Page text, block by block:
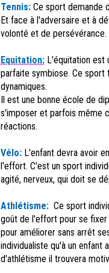
Tennis:Ce sport demande
Et face à l'adversaire et à
volonté et de persévérance.
Equitation: L'équitation est
parfaite symbiose. Ce sport
dynamiques.
Il est une bonne école de
s'imposer et parfois même
réactions.
Vélo: L'enfant devra avoir
l'effort. C'est un sport
agité, nerveux, qui doit se
Athlétisme: Ce sport
goût de l'effort pour se fixer
pour améliorer sans arrêt
individualiste qu'à un enfant
d'athlétisme il trouvera